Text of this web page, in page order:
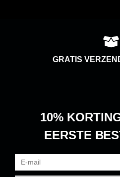
GRATIS
10%
EERSTE